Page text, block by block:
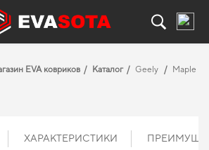
EVA ковриков Каталог Geely
Maple
ХАРАКТЕРИСТИКИ